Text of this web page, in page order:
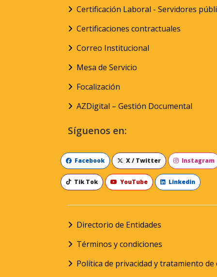
Certificación Laboral - Servidores
Certificaciones contractuales
Correo Institucional
Mesa de Servicio
Focalización
AZDigital – Gestión Documental
Síguenos en:
Facebook X / Twitter Instagram
Tik Tok YouTube Linkedin
Directorio de Entidades
Términos y condiciones
Política de privacidad y tratamiento